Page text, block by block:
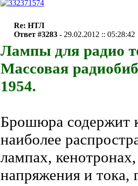
Re: НТЛ
Ответ #3283 - 29.02.2012 :: 05:28:42
Лампы для радио
Массовая
1954.
Брошюра содержит
наиболее
лампах,
напряжения и тока,